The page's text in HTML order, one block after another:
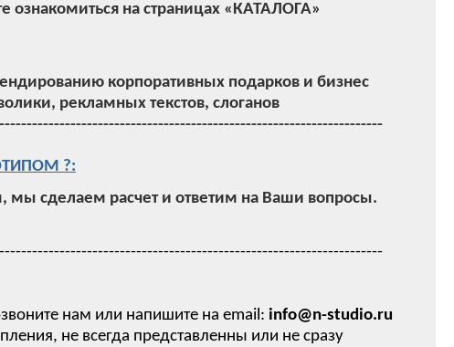
на страницах «КАТАЛОГА»
корпоративных подарков и бизнес
рекламных текстов, слоганов
?:
мы сделаем расчет и ответим на Ваши вопросы.
нам или напишите на email: info@n-studio.ru
не всегда представленны или не сразу